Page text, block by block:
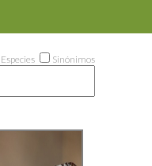
Especies Sinónimos